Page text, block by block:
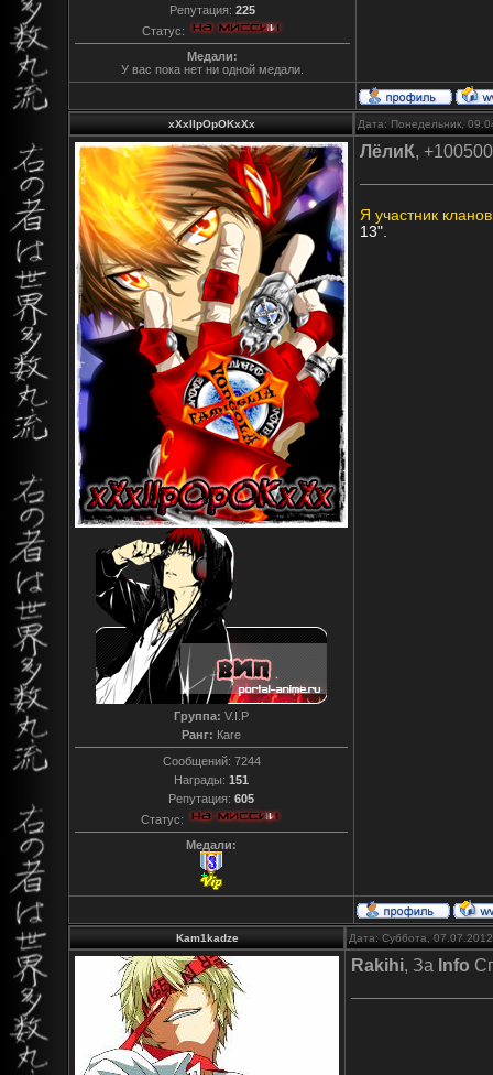
Репутация: 225
Статус:
Медали:
У вас пока нет ни одной медали.
xXxIIpOpOKxXx Дата: Понедельник,
Группа: V.I.P
Ранг: Каге
Сообщений: 7244
Награды: 151
Репутация: 605
Статус:
Медали:
ЛёлиК,
Я участник
13".
Kam1kadze Дата: Суббота,
Rakihi, За Info